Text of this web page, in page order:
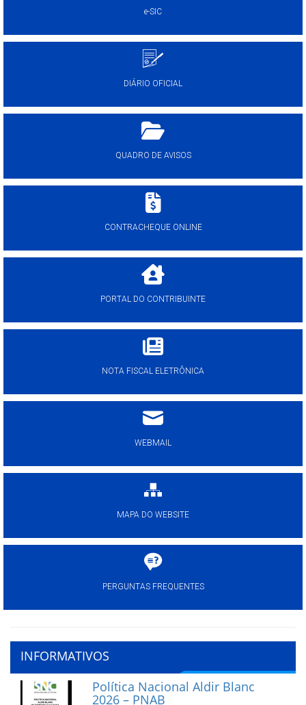
e-SIC
DIÁRIO OFICIAL
QUADRO DE AVISOS
CONTRACHEQUE ONLINE
PORTAL DO CONTRIBUINTE
NOTA FISCAL ELETRÔNICA
WEBMAIL
MAPA DO WEBSITE
PERGUNTAS FREQUENTES
INFORMATIVOS
Política Nacional Aldir Blanc
2026 – PNAB